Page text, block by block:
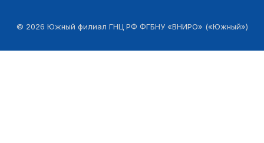
© 2026 Южный филиал ГНЦ РФ ФГБНУ «ВНИРО» («Южный»)